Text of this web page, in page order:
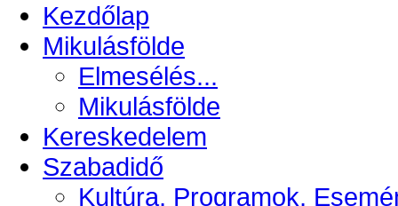
Kezdőlap
Mikulásfölde
Elmesélés...
Mikulásfölde
Kereskedelem
Szabadidő
Kultúra, Programok,